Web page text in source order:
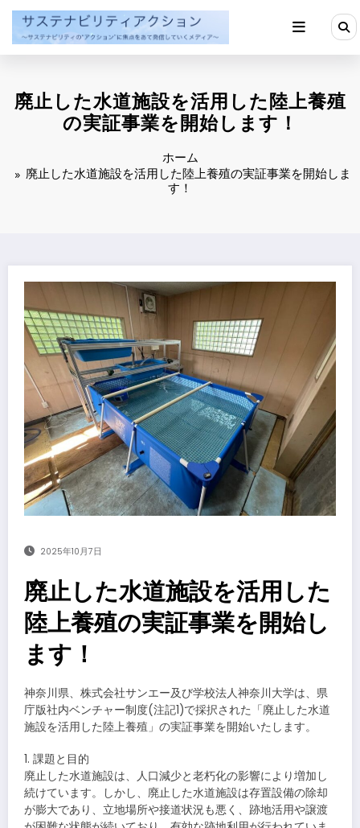
ン
廃止した水道施設を活用した陸上養殖
の実証事業を開始します！
ホーム
廃止した水道施設を活用した陸上養殖の実証事業を開始しま
す！
2025年10月7日
廃止した水道施設を活用した
陸上養殖の実証事業を開始し
ます！
神奈川県、株式会社サンエー及び学校法人神奈川大学は、県
庁版社内ベンチャー制度(注記1)で採択された「廃止した水道
施設を活用した陸上養殖」の実証事業を開始いたします。
1. 課題と目的
廃止した水道施設は、人口減少と老朽化の影響により増加し
続けています。しかし、廃止した水道施設は存置設備の除却
が膨大であり、立地場所や接道状況も悪く、跡地活用や譲渡